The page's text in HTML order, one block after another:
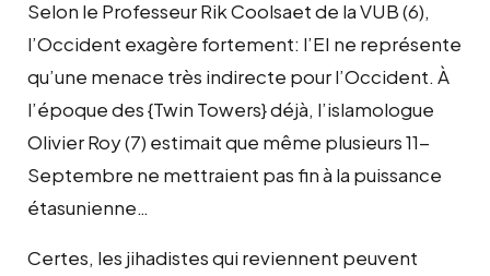
Selon le Professeur Rik Coolsaet de la VUB (6),
l’Occident exagère fortement: l’EI ne représente
qu’une menace très indirecte pour l’Occident. À
l’époque des {Twin Towers} déjà, l’islamologue
Olivier Roy (7) estimait que même plusieurs 11-
Septembre ne mettraient pas fin à la puissance
étasunienne…
Certes, les jihadistes qui reviennent peuvent